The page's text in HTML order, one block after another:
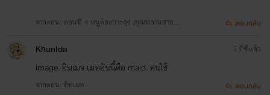
จากตอน: ตอนที่ 4 หนูต้องการลุง (คุณหลานสายยั่ว
ตอบกลับ
KhunIda
image. อิมเมจ เมทอันนี้คือ maid. คนใช้
จากตอน: อิทเมท
7 ปีที่แล้ว
ตอบกลับ